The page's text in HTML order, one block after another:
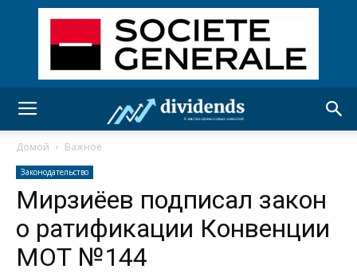
Домой Важное
Законодательство
Мирзиёев подписал закон
о ратификации Конвенции
МОТ №144